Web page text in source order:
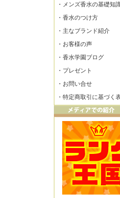
・ メンズ香水の基礎知
・ 香水のつけ方
・ 主なブランド紹介
・ お客様の声
・ 香水学園ブログ
・ プレゼント
・ お問い合せ
・ 特定商取引に基づく